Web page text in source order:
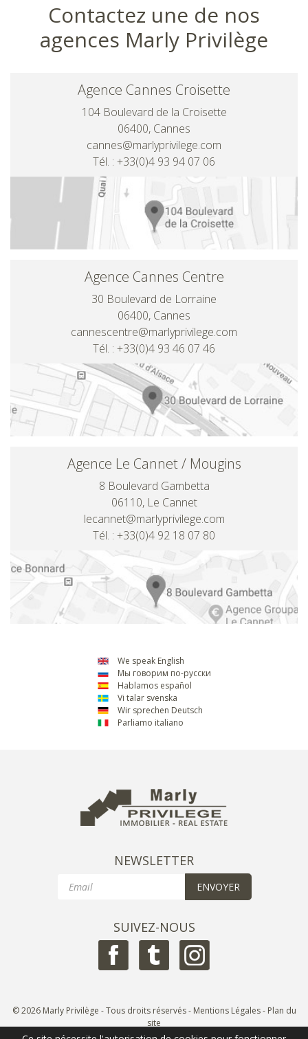
Contactez une de nos
agences Marly Privilège
Agence Cannes Croisette
104 Boulevard de la Croisette
06400, Cannes
cannes@marlyprivilege.com
Tél. : +33(0)4 93 94 07 06
Agence Cannes Centre
30 Boulevard de Lorraine
06400, Cannes
cannescentre@marlyprivilege.com
Tél. : +33(0)4 93 46 07 46
Agence Le Cannet / Mougins
8 Boulevard Gambetta
06110, Le Cannet
lecannet@marlyprivilege.com
Tél. : +33(0)4 92 18 07 80
We speak English
Мы говорим по-русски
Hablamos español
Vi talar svenska
Wir sprechen Deutsch
Parliamo italiano
NEWSLETTER
ENVOYER
SUIVEZ-NOUS
© 2026 Marly Privilège - Tous droits réservés - Mentions Légales- Plan du
site
RéalisationSD Conseils